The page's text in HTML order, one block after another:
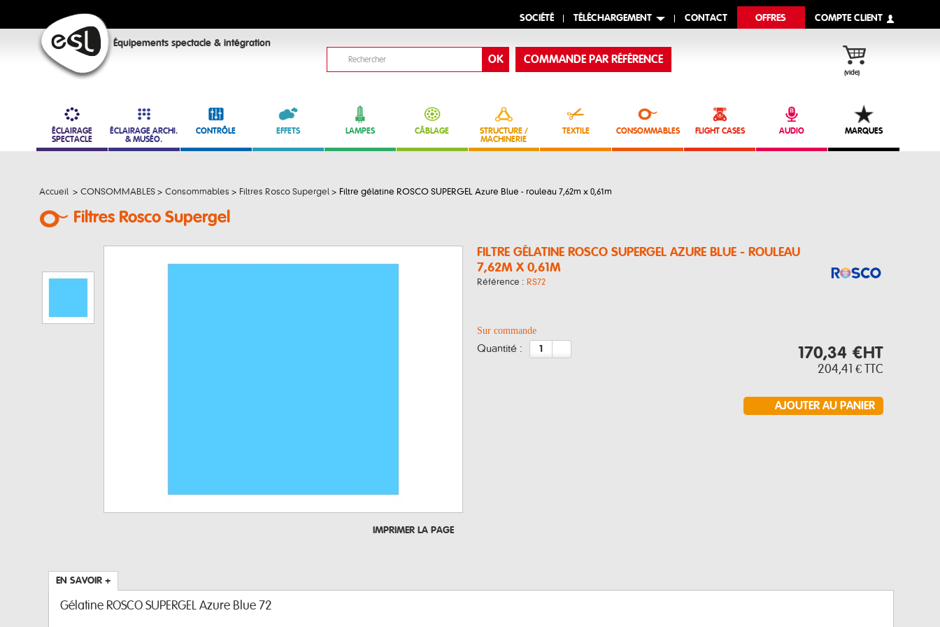
SOCIÉTÉ TÉLÉCHARGEMENT CONTACT OFFRES COMPTE CLIENT
Équipements spectacle & intégration
(vide)
COMMANDE PAR RÉFÉRENCE
ÉCLAIRAGE
SPECTACLE
ÉCLAIRAGE ARCHI.
& MUSÉO.
CONTRÔLE EFFETS LAMPES CÂBLAGE
STRUCTURE /
MACHINERIE
TEXTILE CONSOMMABLES FLIGHT CASES AUDIO MARQUES
Accueil > CONSOMMABLES > Consommables > Filtres Rosco Supergel > Filtre gélatine ROSCO SUPERGEL Azure Blue - rouleau 7,62m x 0,61m
Filtres Rosco Supergel
IMPRIMER LA PAGE
FILTRE GÉLATINE ROSCO SUPERGEL AZURE BLUE - ROULEAU
7,62M X 0,61M
Référence : RS72
Sur commande
quantité : 170,34 €HT
204,41 € TTC
EN SAVOIR +
Gélatine ROSCO SUPERGEL Azure Blue 72